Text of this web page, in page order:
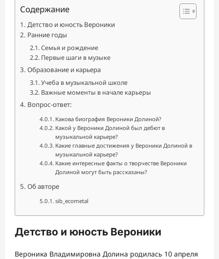
Содержание
Детство и юность Вероники
Ранние годы
Семья и рождение
Первые шаги в музыке
Образование и карьера
Учеба в музыкальной школе
Важные моменты в начале карьеры
Вопрос-ответ:
Какова биография Вероники Долиной?
Какой у Вероники Долиной был дебют в
музыкальной карьере?
Какие главные достижения у Вероники Долиной в
музыкальной карьере?
Какие интересные факты о творчестве Вероники
Долиной могут быть рассказаны?
Об авторе
sib_ecometal
Детство и юность Вероники
Вероника Владимировна Долина родилась 10 апреля